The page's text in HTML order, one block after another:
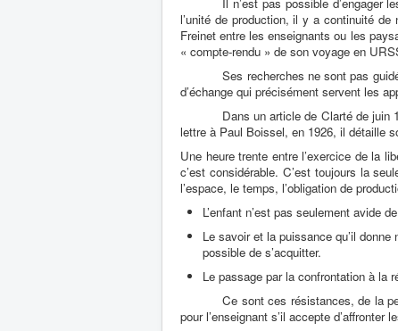
l’unité de production, il y a continuité
Freinet entre les enseignants ou les
« compte-rendu » de son voyage en
Ses recherches ne sont pas
d’échange qui précisément servent les
Dans un article de Clarté de juin
lettre à Paul Boissel, en 1926, il détaille
Une heure trente entre l’exercice de la
c’est considérable. C’est toujours la
l’espace, le temps, l’obligation de
L’enfant n’est pas seulement avide
Le savoir et la puissance qu’il
possible de s’acquitter.
Le passage par la confrontation à la
Ce sont ces résistances, de la
pour l’enseignant s’il accepte